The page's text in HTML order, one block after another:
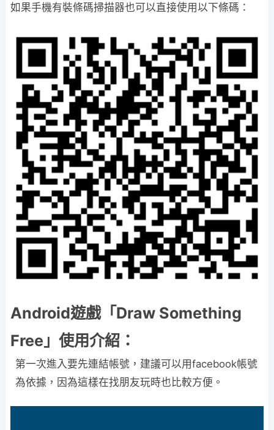
如果手機有裝條碼掃描器也可以直接使用以下條碼：
Android遊戲「Draw Something
Free」使用介紹：
第一次進入要先連結帳號，建議可以用facebook帳號
為依據，因為這樣在找朋友玩時也比較方便。